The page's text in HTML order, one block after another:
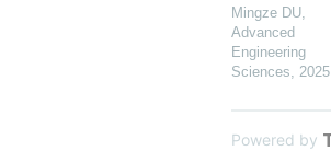
Mingze DU,
Advanced
Engineering
Sciences, 2025
Powered by